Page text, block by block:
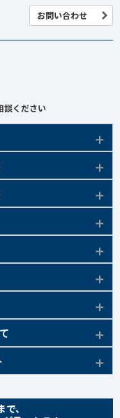
お問い合わせ
談ください
、